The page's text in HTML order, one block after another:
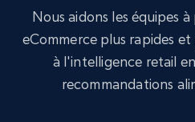
Google Shopping
URL, Product id, Title,
Nous aidons les équipes
eCommerce plus rapides
à l'intelligence retail
recommandations